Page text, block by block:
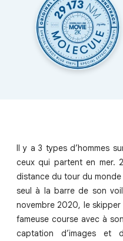
Il y a 3 types d’hommes
ceux qui partent en mer.
distance du tour du
seul à la barre de son
novembre 2020, le skipper
fameuse course avec à
captation d’images et